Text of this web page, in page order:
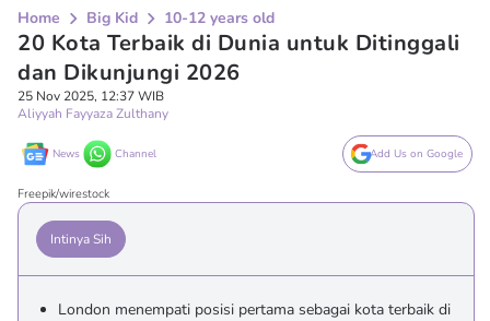
Home Big Kid 10-12 years old
20 Kota Terbaik di Dunia untuk Ditinggali
dan Dikunjungi 2026
25 Nov 2025, 12:37 WIB
Aliyyah Fayyaza Zulthany
News Channel Add Us on Google
Freepik/wirestock
Intinya Sih
London menempati posisi pertama sebagai kota terbaik di